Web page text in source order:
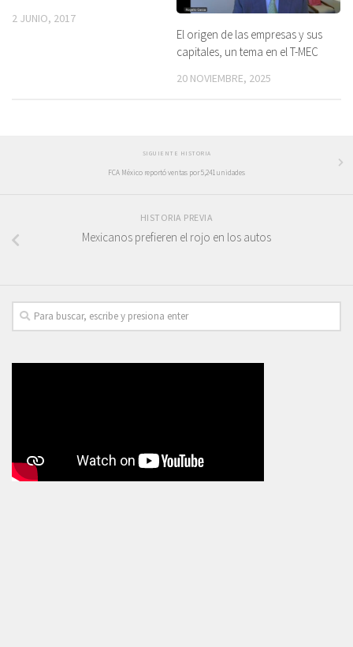
2 JUNIO, 2017
El origen de las empresas y sus
capitales, un tema en el T-MEC
20 NOVIEMBRE, 2025
SIGUIENTE HISTORIA
FCA México reportó ventas por 5,241 unidades
HISTORIA PREVIA
Mexicanos prefieren el rojo en los autos